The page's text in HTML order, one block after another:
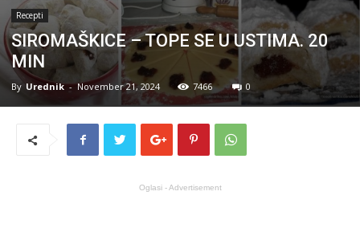
Recepti
SIROMAŠKICE – TOPE SE U USTIMA. 20
MIN
By Urednik - November 21, 2024 7466 0
Oglasi - Advertisement